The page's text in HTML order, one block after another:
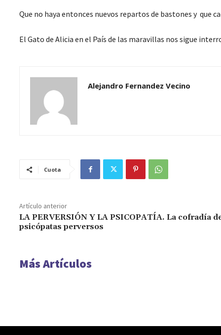
Que no haya entonces nuevos repartos de bastones y que
El Gato de Alicia en el País de las maravillas nos sigue
Alejandro Fernandez Vecino
Cuota
Artículo anterior
LA PERVERSIÓN Y LA PSICOPATÍA. La cofradía
psicópatas perversos
Más Artículos